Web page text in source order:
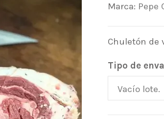
Marca: Pepe
Chuletón de
Tipo de